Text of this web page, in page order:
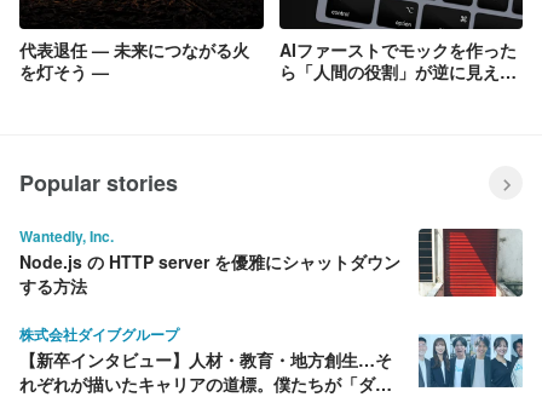
代表退任 — 未来につながる火
を灯そう —
AIファーストでモックを作った
ら「人間の役割」が逆に見えて
Popular stories
Wantedly, Inc.
Node.js の HTTP server を優雅にシャットダウン
する方法
株式会社ダイブグループ
【新卒インタビュー】人材・教育・地方創生…そ
れぞれが描いたキャリアの道標。僕たちが「ダイ